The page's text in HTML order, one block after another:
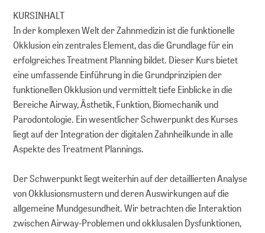
KURSINHALT
In der komplexen Welt der Zahnmedizin ist die funktionelle
Okklusion ein zentrales Element, das die Grundlage für ein
erfolgreiches Treatment Planning bildet. Dieser Kurs bietet
eine umfassende Einführung in die Grundprinzipien der
funktionellen Okklusion und vermittelt tiefe Einblicke in die
Bereiche Airway, Ästhetik, Funktion, Biomechanik und
Parodontologie. Ein wesentlicher Schwerpunkt des Kurses
liegt auf der Integration der digitalen Zahnheilkunde in alle
Aspekte des Treatment Plannings.
Der Schwerpunkt liegt weiterhin auf der detaillierten Analyse
von Okklusionsmustern und deren Auswirkungen auf die
allgemeine Mundgesundheit. Wir betrachten die Interaktion
zwischen Airway-Problemen und okklusalen Dysfunktionen,